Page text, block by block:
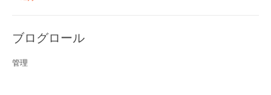
ブログロール
管理